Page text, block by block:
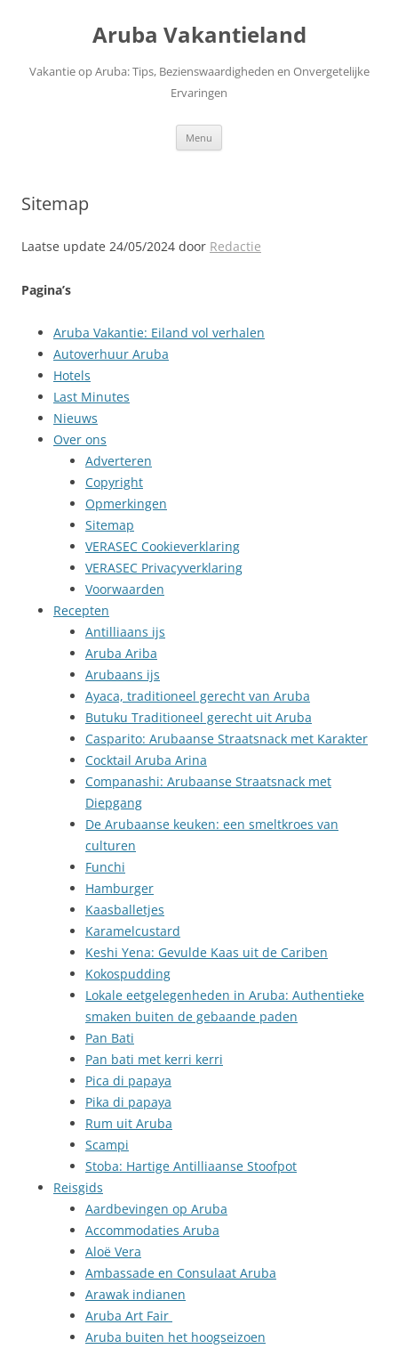
Aruba Vakantieland
Vakantie op Aruba: Tips, Bezienswaardigheden en Onvergetelijke
Ervaringen
Menu
Sitemap
Laatse update 24/05/2024 door Redactie
Pagina’s
Aruba Vakantie: Eiland vol verhalen
Autoverhuur Aruba
Hotels
Last Minutes
Nieuws
Over ons
Adverteren
Copyright
Opmerkingen
Sitemap
VERASEC Cookieverklaring
VERASEC Privacyverklaring
Voorwaarden
Recepten
Antilliaans ijs
Aruba Ariba
Arubaans ijs
Ayaca, traditioneel gerecht van Aruba
Butuku Traditioneel gerecht uit Aruba
Casparito: Arubaanse Straatsnack met Karakter
Cocktail Aruba Arina
Companashi: Arubaanse Straatsnack met
Diepgang
De Arubaanse keuken: een smeltkroes van
culturen
Funchi
Hamburger
Kaasballetjes
Karamelcustard
Keshi Yena: Gevulde Kaas uit de Cariben
Kokospudding
Lokale eetgelegenheden in Aruba: Authentieke
smaken buiten de gebaande paden
Pan Bati
Pan bati met kerri kerri
Pica di papaya
Pika di papaya
Rum uit Aruba
Scampi
Stoba: Hartige Antilliaanse Stoofpot
Reisgids
Aardbevingen op Aruba
Accommodaties Aruba
Aloë Vera
Ambassade en Consulaat Aruba
Arawak indianen
Aruba Art Fair
Aruba buiten het hoogseizoen